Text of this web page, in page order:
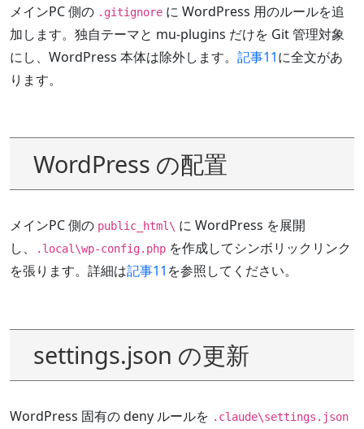
メインPC 側の .gitignore に WordPress 用のルールを追
加します。独自テーマと mu-plugins だけを Git 管理対象
にし、WordPress 本体は除外します。 記事11に全文があ
ります。
WordPress の配置
メインPC 側の public_html\ に WordPress を展開
し、
.local\wp-config.php を作成してシンボリックリンク
を張ります。詳細は記事11 を参照してください。
settings.json の更新
WordPress 固有の deny ルールを .claude\settings.json